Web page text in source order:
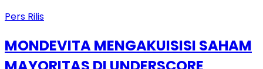
Pers Rilis
MONDEVITA MENGAKUISISI SAHAM